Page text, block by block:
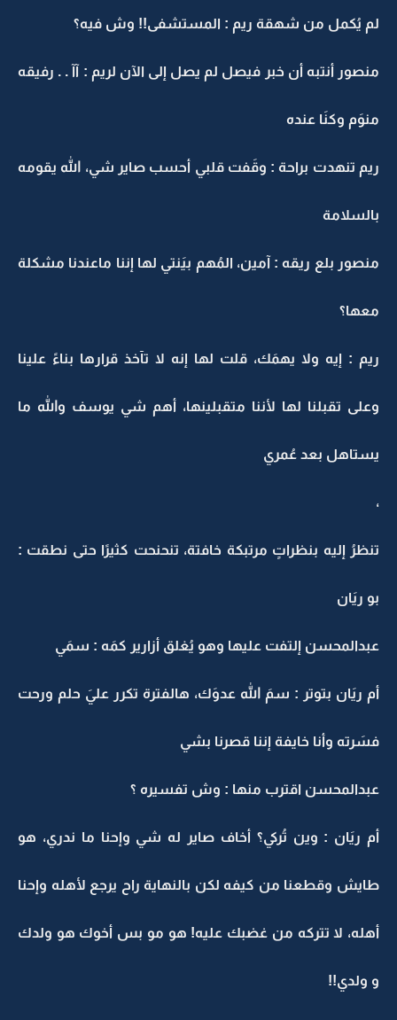
لم يُكمل من شهقة ريم : المستشفى!! وش فيه؟
منصور أنتبه أن خبر فيصل لم يصل إلى الآن لريم : آآ . . رفيقه
منوَم وكنَا عنده
ريم تنهدت براحة : وقَفت قلبي أحسب صاير شي، الله يقومه
بالسلامة
منصور بلع ريقه : آمين، المُهم بيَنتي لها إننا ماعندنا مشكلة
معها؟
ريم : إيه ولا يهمَك، قلت لها إنه لا تآخذ قرارها بناءً علينا
وعلى تقبلنا لها لأننا متقبلينها، أهم شي يوسف والله ما
يستاهل بعد عُمري
،
تنظرُ إليه بنظراتٍ مرتبكة خافتة، تنحنحت كثيرًا حتى نطقت :
بو ريَان
عبدالمحسن إلتفت عليها وهو يُغلق أزارير كمَه : سمَي
أم ريَان بتوتر : سمَ الله عدوَك، هالفترة تكرر عليَ حلم ورحت
فسَرته وأنا خايفة إننا قصرنا بشي
عبدالمحسن اقترب منها : وش تفسيره ؟
أم ريَان : وين تُركي؟ أخاف صاير له شي وإحنا ما ندري، هو
طايش وقطعنا من كيفه لكن بالنهاية راح يرجع لأهله وإحنا
أهله، لا تتركه من غضبك عليه! هو مو بس أخوك هو ولدك
و ولدي!!